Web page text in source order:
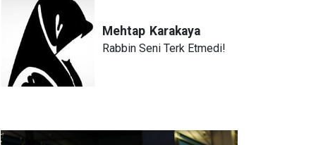
Mehtap Karakaya
Rabbin Seni Terk Etmedi!